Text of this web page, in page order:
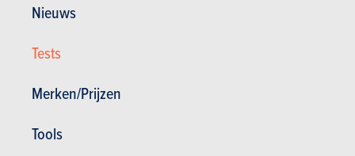
Nieuws
Tests
Merken/Prijzen
Tools
vierliter-V8 van AMG-origine, een biturbobenzine die een
achtervoegsel vandaan komt – paart aan een maximumkoppel
klassieke negentrapsautomaat, die je kunt bedienen via flink uit